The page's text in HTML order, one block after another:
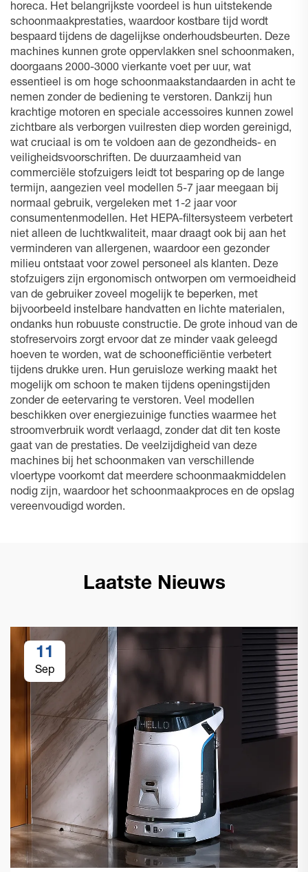
horeca. Het belangrijkste voordeel is hun uitstekende
schoonmaakprestaties, waardoor kostbare tijd wordt
bespaard tijdens de dagelijkse onderhoudsbeurten. Deze
machines kunnen grote oppervlakken snel schoonmaken,
doorgaans 2000-3000 vierkante voet per uur, wat
essentieel is om hoge schoonmaakstandaarden in acht te
nemen zonder de bediening te verstoren. Dankzij hun
krachtige motoren en speciale accessoires kunnen zowel
zichtbare als verborgen vuilresten diep worden gereinigd,
wat cruciaal is om te voldoen aan de gezondheids- en
veiligheidsvoorschriften. De duurzaamheid van
commerciële stofzuigers leidt tot besparing op de lange
termijn, aangezien veel modellen 5-7 jaar meegaan bij
normaal gebruik, vergeleken met 1-2 jaar voor
consumentenmodellen. Het HEPA-filtersysteem verbetert
niet alleen de luchtkwaliteit, maar draagt ook bij aan het
verminderen van allergenen, waardoor een gezonder
milieu ontstaat voor zowel personeel als klanten. Deze
stofzuigers zijn ergonomisch ontworpen om vermoeidheid
van de gebruiker zoveel mogelijk te beperken, met
bijvoorbeeld instelbare handvatten en lichte materialen,
ondanks hun robuuste constructie. De grote inhoud van de
stofreservoirs zorgt ervoor dat ze minder vaak geleegd
hoeven te worden, wat de schoonefficiëntie verbetert
tijdens drukke uren. Hun geruisloze werking maakt het
mogelijk om schoon te maken tijdens openingstijden
zonder de eetervaring te verstoren. Veel modellen
beschikken over energiezuinige functies waarmee het
stroomverbruik wordt verlaagd, zonder dat dit ten koste
gaat van de prestaties. De veelzijdigheid van deze
machines bij het schoonmaken van verschillende
vloertype voorkomt dat meerdere schoonmaakmiddelen
nodig zijn, waardoor het schoonmaakproces en de opslag
vereenvoudigd worden.
Laatste Nieuws
11
Sep